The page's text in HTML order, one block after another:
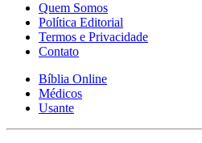
Quem Somos
Política Editorial
Termos e Privacidade
Contato
Bíblia Online
Médicos
Usante